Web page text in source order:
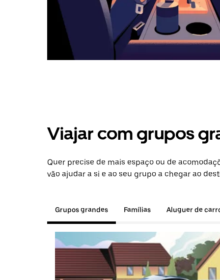
Viajar com grupos
Quer precise de mais espaço ou de
vão ajudar a si e ao seu grupo a chegar ao
Grupos grandes Famílias Aluguer de